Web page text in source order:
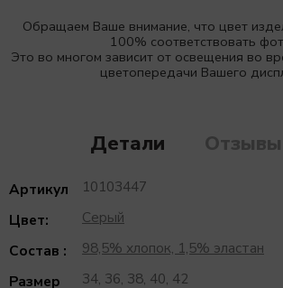
Обращаем Ваше внимание, что цвет
100% соответствовать
Это во многом зависит от освещения во
цветопередачи Вашего
Детали
Артикул
10103447
Цвет:
Серый
Состав :
98,5% хлопок, 1,5% эластан
Размер
34, 36, 38, 40, 42